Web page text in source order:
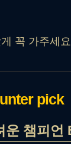
꼭 가주세
pick
운 챔피언